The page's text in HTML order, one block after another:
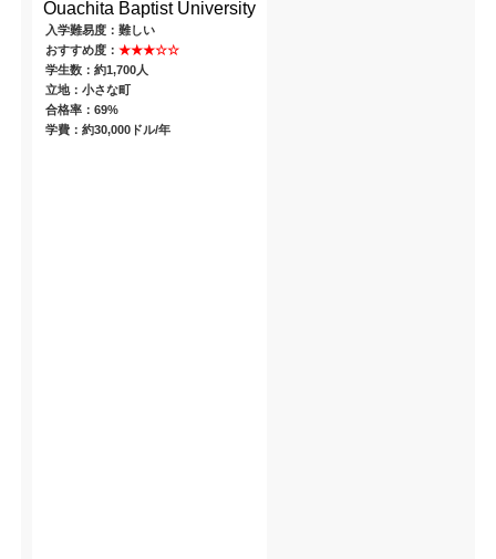
Ouachita Baptist University
入学難易度：難しい
おすすめ度：★★★☆☆
学生数：約1,700人
立地：小さな町
合格率：69%
学費：約30,000ドル/年